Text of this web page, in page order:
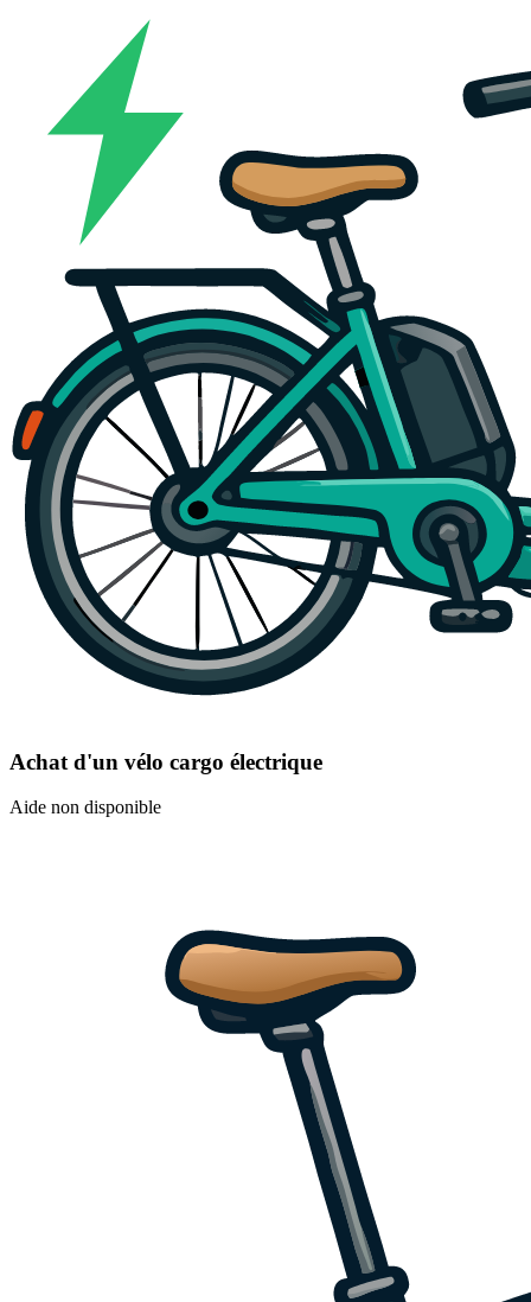
Achat d'un vélo cargo électrique
Aide non disponible